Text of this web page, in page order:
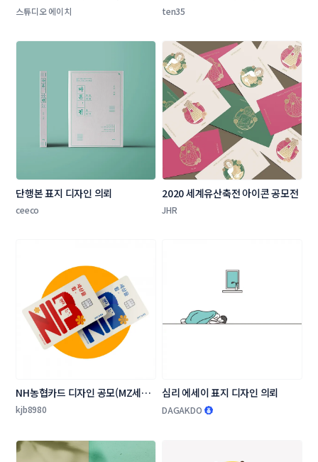
타겟 상품 카드 플레이트 디자인)
스튜디오 에이치 ten35
단행본 표지 디자인 의뢰
ceeco
2020 세계유산축전 아이콘 공모전
JHR
NH농협카드 디자인 공모(MZ세대
타겟 상품 카드 플레이트 디자인)
kjb8980
심리 에세이 표지 디자인 의뢰
DAGAKDO